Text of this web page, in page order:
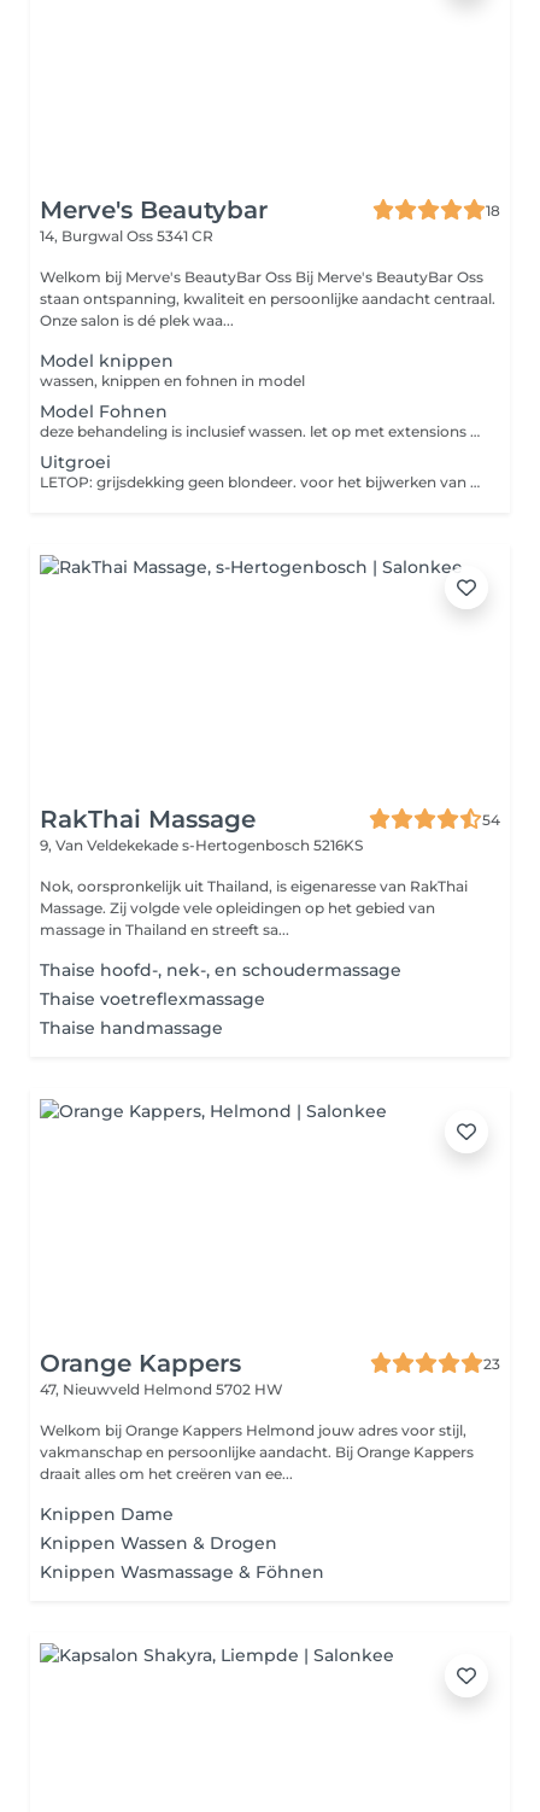
Merve's Beautybar
18
14, Burgwal Oss 5341 CR
Welkom bij Merve's BeautyBar Oss Bij Merve's BeautyBar Oss
staan ontspanning, kwaliteit en persoonlijke aandacht centraal.
Onze salon is dé plek waa...
Model knippen
wassen, knippen en fohnen in model
Model Fohnen
deze behandeling is inclusief wassen. let op met extensions komt er toeslag op
Uitgroei
LETOP: grijsdekking geen blondeer. voor het bijwerken van grijs uitgroei tot max 10 cm. incl. droog föhnen/polijsten voor extra styling zoals blow-out of krullen: kies model föhnen als extra. bij meer dan 10 cm uitgroei wordt het berekend als een kleur verven.
RakThai Massage
54
9, Van Veldekekade s-Hertogenbosch 5216KS
Nok, oorspronkelijk uit Thailand, is eigenaresse van RakThai
Massage. Zij volgde vele opleidingen op het gebied van
massage in Thailand en streeft sa...
Thaise hoofd-, nek-, en schoudermassage
Thaise voetreflexmassage
Thaise handmassage
Orange Kappers
23
47, Nieuwveld Helmond 5702 HW
Welkom bij Orange Kappers Helmond jouw adres voor stijl,
vakmanschap en persoonlijke aandacht. Bij Orange Kappers
draait alles om het creëren van ee...
Knippen Dame
Knippen Wassen & Drogen
Knippen Wasmassage & Föhnen